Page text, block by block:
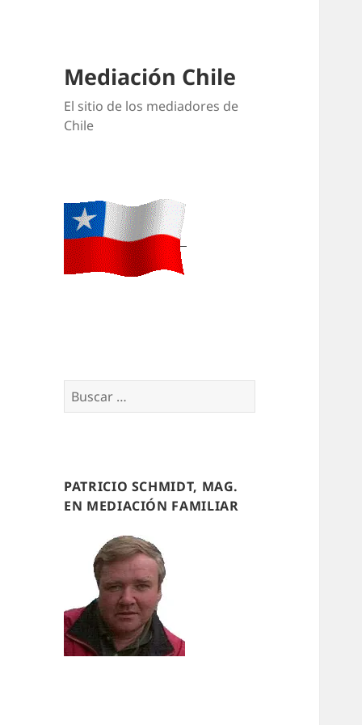
Mediación Chile
El sitio de los mediadores de
Chile
Buscar
por:
PATRICIO SCHMIDT, MAG.
EN MEDIACIÓN FAMILIAR